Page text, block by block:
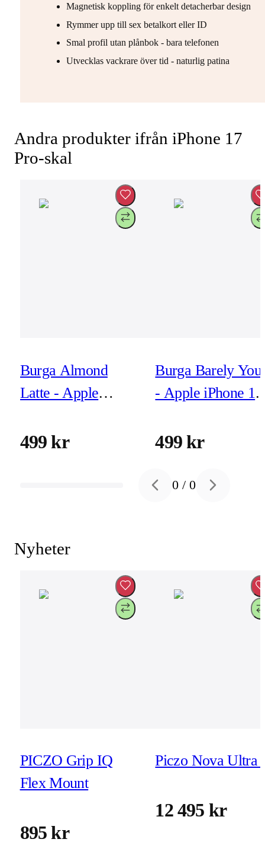
Magnetisk koppling för enkelt detacherbar design
Rymmer upp till sex betalkort eller ID
Smal profil utan plånbok - bara telefonen
Utvecklas vackrare över tid - naturlig patina
Andra produkter ifrån iPhone 17
Pro-skal
Burga Almond
Latte - Apple
Tough MagSafe
499 kr
Burga Barely
- Apple iPhone 17
Skyddsskal
499 kr
Previous slide
0 /0 Next slide
Nyheter
PICZO Grip IQ
Flex Mount
895 kr
Piczo Nova Ultra
12 495 kr